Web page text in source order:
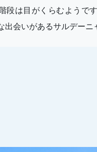
段は目がくらむようで
出会いがあるサルデーニ